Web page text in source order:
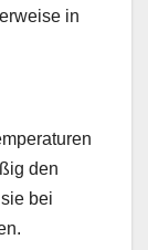
in
den
bei